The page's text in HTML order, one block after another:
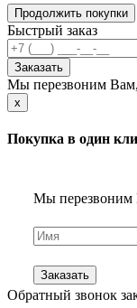
Продолжить покупки
Быстрый заказ
Заказать
Мы перезвоним Вам,
x
Покупка в один
Мы перезвоним
Заказать
Обратный звонок